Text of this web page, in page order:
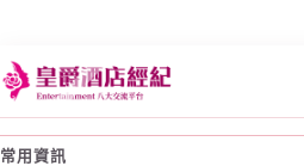
常用資訊